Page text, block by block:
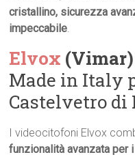
cristallino, sicurezza
impeccabile.
Elvox (Vimar)
Made in Italy
Castelvetro di
I videocitofoni Elvox
funzionalità avanzata per